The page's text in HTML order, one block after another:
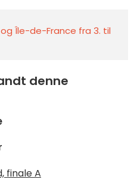
Île-de-France fra 3. til
denne
finale A